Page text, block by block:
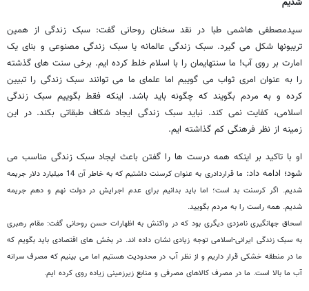
شدیم
سیدمصطفی هاشمی طبا در نقد سخنان روحانی گفت: سبک زندگی از همین
تریبونها شکل می گیرد. سبک زندگی عالمانه یا سبک زندگی مصنوعی و بنای یک
امارت بر روی آب! ما سنت‎هایمان را با اسلام خلط کرده ایم. برخی سنت های گذشته
را به عنوان امری ثواب می گوییم اما علمای ما می توانند سبک زندگی را تبیین
کرده و به مردم بگویند که چگونه باید باشد. اینکه فقط بگوییم سبک زندگی
اسلامی، کفایت نمی کند. نباید سبک زندگی ایجاد شکاف طبقاتی بکند. در این
زمینه از نظر فرهنگی کم گذاشته ایم.
او با تاکید بر اینکه همه درست ها را گفتن باعث ایجاد سبک زندگی مناسب می
شود؛ ادامه داد:
ما قراردادری به عنوان کرسنت داشتیم که به خاطر آن 14 میلیارد دلار جریمه
شدیم. اگر کرسنت بد است؛ اما باید بدانیم برای عدم اجرایش در دولت نهم و دهم جریمه
شدیم. همه راست را به مردم بگویید.
اسحاق جهانگیری نامزدی دیگری بود که در واکنش به اظهارات حسن روحانی گفت: مقام رهبری
به سبک زندگی ایرانی-اسلامی توجه زیادی نشان داده اند. در بخش های اقتصادی باید بگویم که
ما در منطقه خشکی قرار داریم و از نظر آب در محدودیت هستیم اما می بینیم که مصرف سرانه
آب ما بالا است. ما در مصرف کالاهای مصرفی و منابع زیرزمینی زیاده روی کرده ایم.